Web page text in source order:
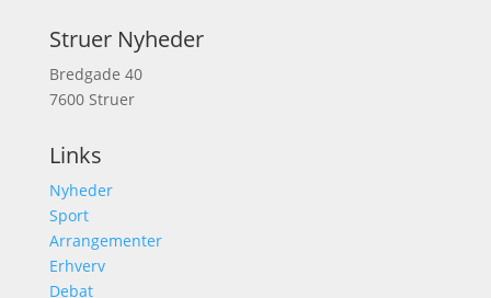
Struer Nyheder
Bredgade 40
7600 Struer
Links
Nyheder
Sport
Arrangementer
Erhverv
Debat